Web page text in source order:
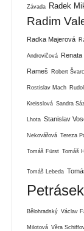
Závada Radek
Radim
Radka Majerová
Androvičová
Rameš Robert Švarc
Rostislav Mach
Kreisslová Sandra
Lhota Stanislav
Nekovářová Tereza
Tomáš Fürst Tomáš
Tomáš Lebeda
Petrásek
Bělohradský Václav
Milotová Věra